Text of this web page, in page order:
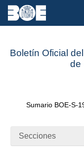
Boletín Oficial
de
Sumario BOE-S-
Secciones